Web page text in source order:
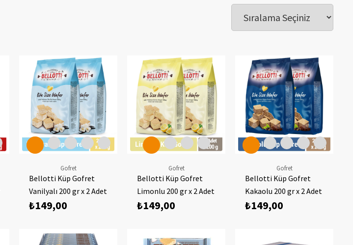
Gofret
Bellotti Küp Gofret
Vanilyalı 200 gr x 2 Adet
₺149,00
Gofret
Bellotti Küp Gofret
Limonlu 200 gr x 2 Adet
₺149,00
Gofret
Bellotti Küp Gofret
Kakaolu 200 gr x 2 Adet
₺149,00